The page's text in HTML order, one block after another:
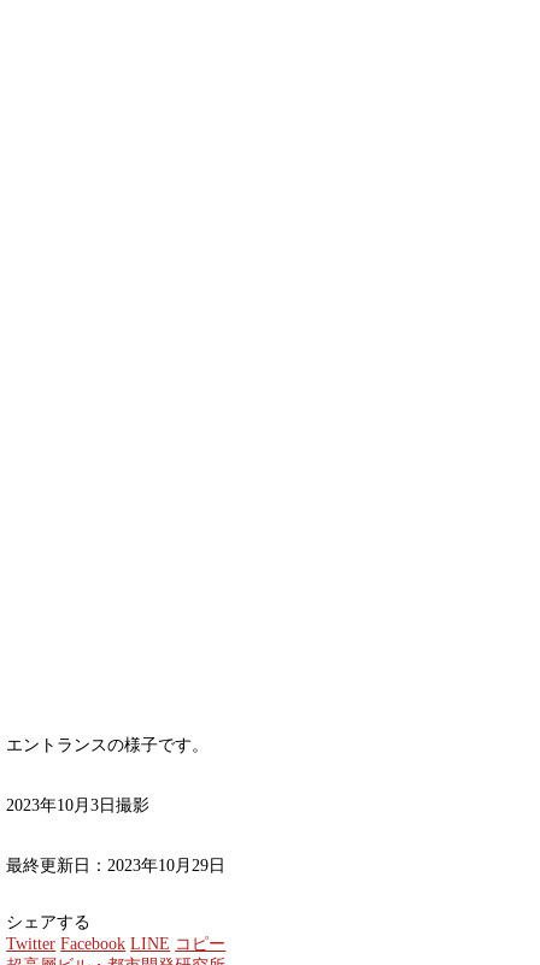
エントランスの様子です。
2023年10月3日撮影
最終更新日：2023年10月29日
シェアする
Twitter Facebook LINE コピー